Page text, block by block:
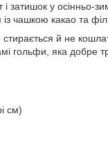
затишок у осінньо-
чашкою какао та
й не
гольфи, яка добре
см)